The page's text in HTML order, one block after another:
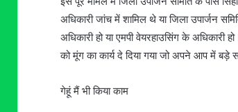
अधिकारी जांच में शामिल थे या जिला उपार्जन
अधिकारी हो या एमपी वेयरहाउसिंग के
को मूंग का कार्य दे दिया गया जो अपने आप में बड़े
गेहूं मैं भी किया काम